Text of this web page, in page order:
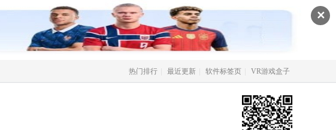
✕
热门排行 最近更新 软件标签页 VR游戏盒子